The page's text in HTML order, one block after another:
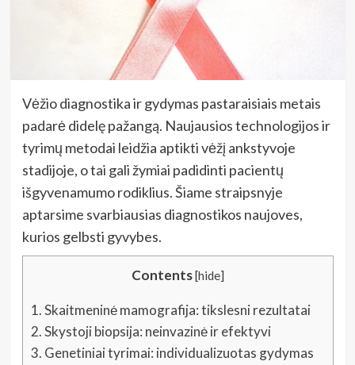
Vėžio diagnostika ir gydymas pastaraisiais metais
padarė didelę pažangą. Naujausios technologijos ir
tyrimų metodai leidžia aptikti vėžį ankstyvoje
stadijoje, o tai gali žymiai padidinti pacientų
išgyvenamumo rodiklius. Šiame straipsnyje
aptarsime svarbiausias diagnostikos naujoves,
kurios gelbsti gyvybes.
Contents[hide]
1.Skaitmeninė mamografija: tikslesni rezultatai
2.Skystoji biopsija: neinvazinė ir efektyvi
3. Genetiniai tyrimai: individualizuotas gydymas